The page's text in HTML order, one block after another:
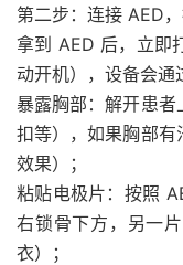
第二步：连接 AED
拿到 AED 后，立即
动开机），设备会通
暴露胸部：解开患
扣等），如果胸部有
效果）；
粘贴电极片：按照
右锁骨下方，另一
衣）；